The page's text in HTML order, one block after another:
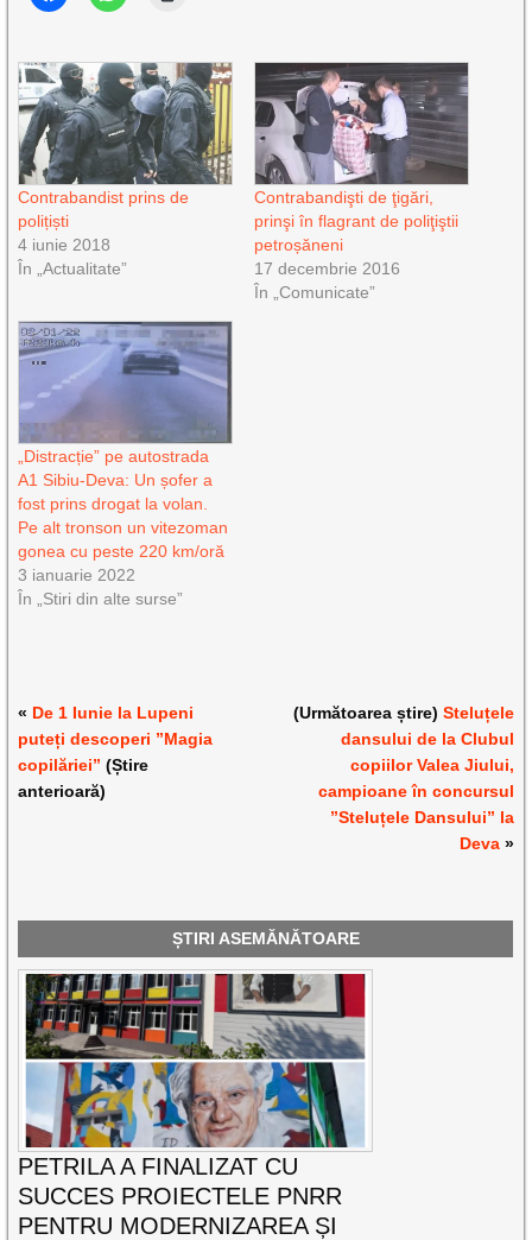
Contrabandist prins de
polițiști
4 iunie 2018
În „Actualitate”
Contrabandişti de ţigări,
prinşi în flagrant de poliţiştii
petroșăneni
17 decembrie 2016
În „Comunicate”
„Distracție” pe autostrada
A1 Sibiu-Deva: Un șofer a
fost prins drogat la volan.
Pe alt tronson un vitezoman
gonea cu peste 220 km/oră
3 ianuarie 2022
În „Stiri din alte surse”
« De 1 Iunie la Lupeni
puteți descoperi ”Magia
copilăriei” (Știre
anterioară)
(Următoarea știre) Steluțele
dansului de la Clubul
copiilor Valea Jiului,
campioane în concursul
”Steluțele Dansului” la
Deva»
ȘTIRI ASEMĂNĂTOARE
PETRILA A FINALIZAT CU
SUCCES PROIECTELE PNRR
PENTRU MODERNIZAREA ȘI